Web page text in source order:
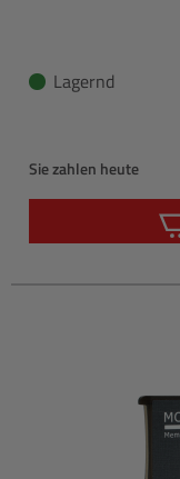
Lagernd
Sie zahlen heute